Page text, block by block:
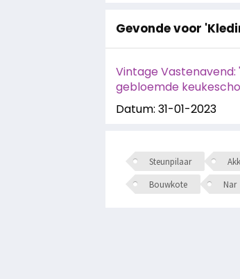
Gevonde voor
Vintage
gebloemde
Datum: 31-01-2023
Steunpilaar
Bouwkote
Nar